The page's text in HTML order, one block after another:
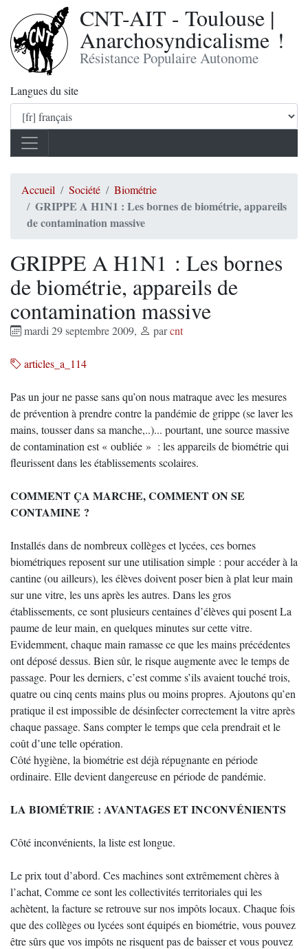
CNT-AIT - Toulouse |
Anarchosyndicalisme !
Résistance Populaire Autonome
Langues du site
Accueil Société Biométrie
GRIPPE A H1N1 : Les bornes de biométrie, appareils
de contamination massive
GRIPPE A H1N1 : Les bornes
de biométrie, appareils de
contamination massive
mardi 29 septembre 2009, parcnt
articles_a_114
Pas un jour ne passe sans qu’on nous matraque avec les mesures
de prévention à prendre contre la pandémie de grippe (se laver les
mains, tousser dans sa manche,..)... pourtant, une source massive
de contamination est « oubliée » : les appareils de biométrie qui
fleurissent dans les établissements scolaires.
COMMENT ÇA MARCHE, COMMENT ON SE
CONTAMINE ?
Installés dans de nombreux collèges et lycées, ces bornes
biométriques reposent sur une utilisation simple : pour accéder à la
cantine (ou ailleurs), les élèves doivent poser bien à plat leur main
sur une vitre, les uns après les autres. Dans les gros
établissements, ce sont plusieurs centaines d’élèves qui posent La
paume de leur main, en quelques minutes sur cette vitre.
Evidemment, chaque main ramasse ce que les mains précédentes
ont déposé dessus. Bien sûr, le risque augmente avec le temps de
passage. Pour les derniers, c’est comme s’ils avaient touché trois,
quatre ou cinq cents mains plus ou moins propres. Ajoutons qu’en
pratique il est impossible de désinfecter correctement la vitre après
chaque passage. Sans compter le temps que cela prendrait et le
coût d’une telle opération.
Côté hygiène, la biométrie est déjà répugnante en période
ordinaire. Elle devient dangereuse en période de pandémie.
LA BIOMÉTRIE : AVANTAGES ET INCONVÉNIENTS
Côté inconvénients, la liste est longue.
Le prix tout d’abord. Ces machines sont extrêmement chères à
l’achat, Comme ce sont les collectivités territoriales qui les
achètent, la facture se retrouve sur nos impôts locaux. Chaque fois
que des collèges ou lycées sont équipés en biométrie, vous pouvez
être sûrs que vos impôts ne risquent pas de baisser et vous pouvez